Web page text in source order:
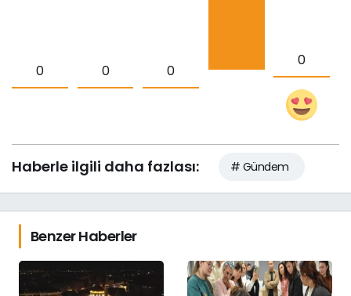
0 0 0
0
Haberle ilgili daha fazlası: # Gündem
Benzer Haberler